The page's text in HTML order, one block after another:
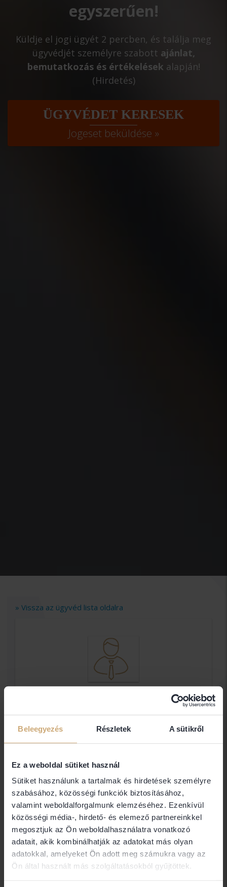
Beleegyezés Részletek A sütikről
Ez a weboldal sütiket használ
Sütiket használunk a tartalmak és hirdetések személyre
szabásához, közösségi funkciók biztosításához,
valamint weboldalforgalmunk elemzéséhez. Ezenkívül
közösségi média-, hirdető- és elemező partnereinkkel
megosztjuk az Ön weboldalhasználatra vonatkozó
adatait, akik kombinálhatják az adatokat más olyan
adatokkal, amelyeket Ön adott meg számukra vagy az
Ön által használt más szolgáltatásokból gyűjtöttek.
egyszerűen!
Küldje el jogi ügyét 2 percben, és találja meg
ügyvédjét személyre szabott ajánlat,
bemutatkozás és értékelések alapján!
(Hirdetés)
ÜGYVÉDET KERESEK
Jogeset beküldése »
» Vissza az ügyvéd lista oldalra
Dr. Binszki Csaba Ügyvéd
Ügyvéd
Elérhetőségek
5600 Békéscsaba
Amennyiben nem találja a keresett ügyvéd
elérhetőségét (email, telefon), abban az esetben
nem Ügyvédbróker partner. Közvetlen